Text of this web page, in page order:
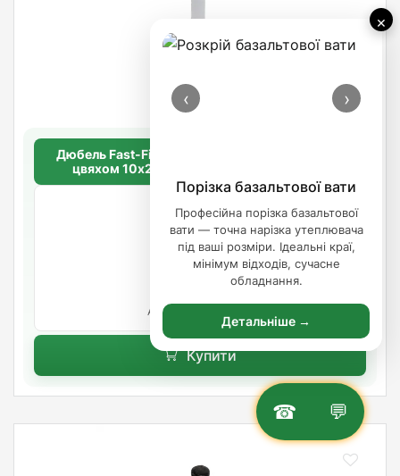
☎ 💬
×
‹ ›
Порізка базальтової вати
Професійна порізка базальтової
вати — точна нарізка утеплювача
під ваші розміри. Ідеальні краї,
мінімум відходів, сучасне
обладнання.
Детальніше →
Дюбель Fast-Fix для утеплювача з металевим
цвяхом 10х220 мм. довга розпорна база
5.96/шт.
В наявності
Артикул: TDL-10220
Купити